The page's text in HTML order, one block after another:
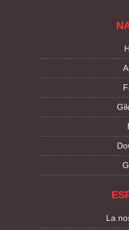
La